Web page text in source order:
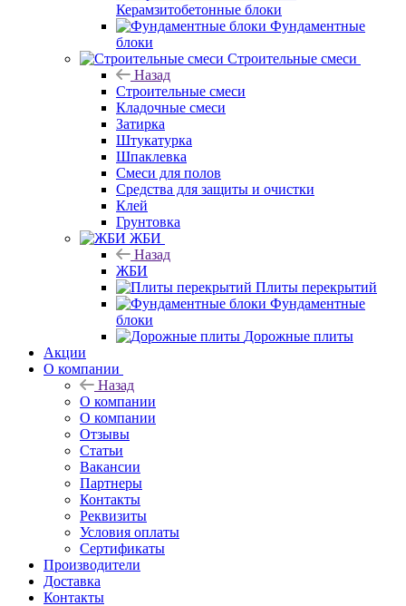
Керамзитобетонные блоки
Фундаментные
блоки
Строительные смеси
Назад
Строительные смеси
Кладочные смеси
Затирка
Штукатурка
Шпаклевка
Смеси для полов
Средства для защиты и очистки
Клей
Грунтовка
ЖБИ
Назад
ЖБИ
Плиты перекрытий
Фундаментные
блоки
Дорожные плиты
Акции
О компании
Назад
О компании
О компании
Отзывы
Статьи
Вакансии
Партнеры
Контакты
Реквизиты
Условия оплаты
Сертификаты
Производители
Доставка
Контакты